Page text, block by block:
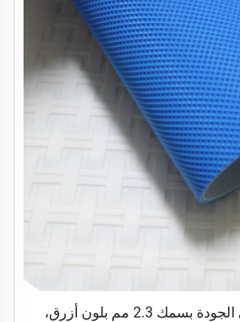
حزام ناقل جديد عالي الجودة بسمك 2.3 مم بلون أزرق،